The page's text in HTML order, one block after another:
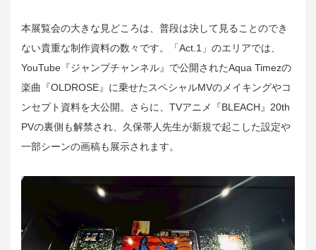
本展覧会の大きな見どころは、普段は決して見ることのでき
ない貴重な制作資料の数々です。「Act.1」のエリアでは、
YouTube『ジャンプチャンネル』で公開されたAqua Timezの
楽曲『OLDROSE』に乗せたスペシャルMVのメイキングやコ
ンセプト資料を大公開。さらに、TVアニメ『BLEACH』20th
PVの裏側も解禁され、久保帯人先生が新規で起こした設定や
一部シーンの画稿も展示されます。